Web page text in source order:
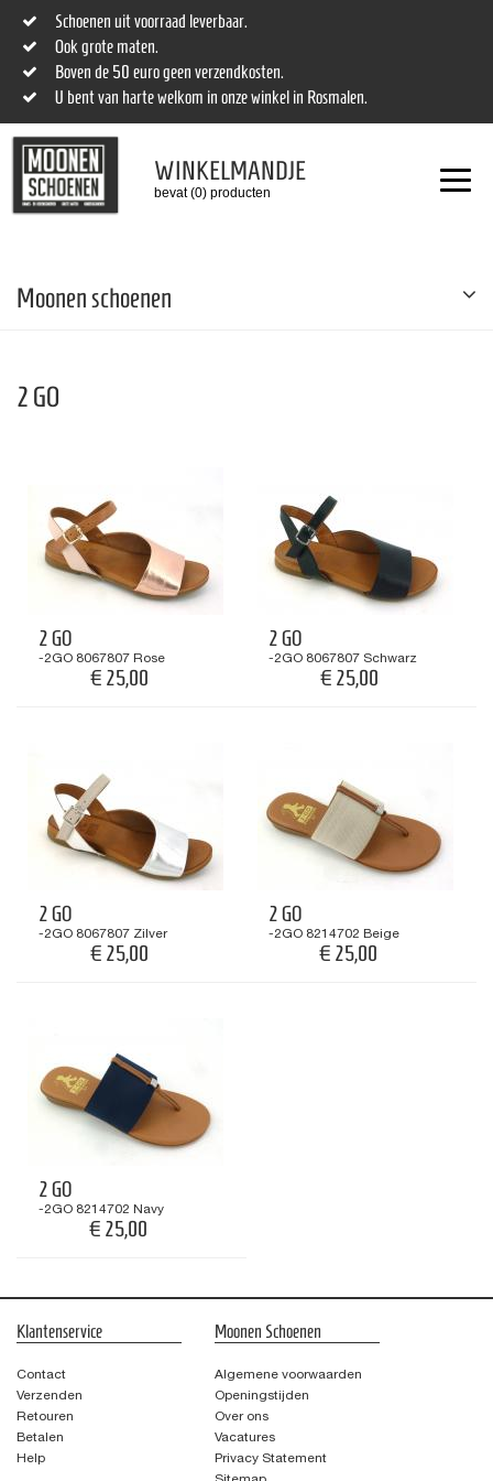
Schoenen uit voorraad leverbaar.
Ook grote maten.
Boven de 50 euro geen verzendkosten.
U bent van harte welkom in onze winkel in Rosmalen.
WINKELMANDJE
bevat (0) producten
Moonen schoenen
2 GO
2 GO
-2GO 8067807 Rose
€ 25,00
2 GO
-2GO 8067807 Schwarz
€ 25,00
2 GO
-2GO 8067807 Zilver
€ 25,00
2 GO
-2GO 8214702 Beige
€ 25,00
2 GO
-2GO 8214702 Navy
€ 25,00
Klantenservice
Contact
Verzenden
Retouren
Betalen
Help
Moonen Schoenen
Algemene voorwaarden
Openingstijden
Over ons
Vacatures
Privacy Statement